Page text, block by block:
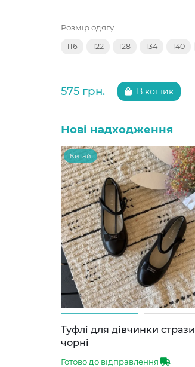
Розмір одягу
116 122 128 134 140
575 грн. В кошик
Нові надходження
Китай
Туфлі для дівчинки стрази
чорні
Готово до відправлення